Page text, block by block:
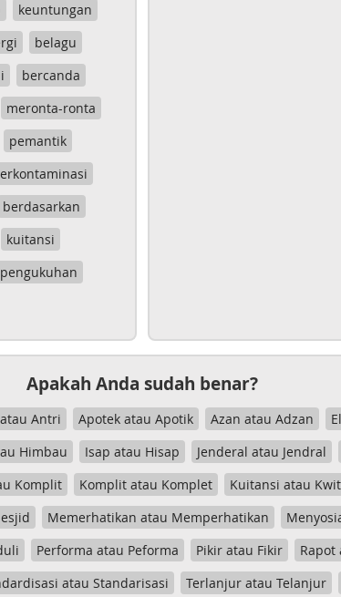
keuntungan
belagu
bercanda
meronta-ronta
pemantik
berdasarkan
kuitansi
pengukuhan
Apakah Anda sudah benar?
Antri Apotek atau Apotik Azan atau Adzan
Himbau Isap atau Hisap Jenderal atau Jendral
Komplit Komplit atau Komplet Kuitansi atau
Memerhatikan atau Memperhatikan
Performa atau Peforma Pikir atau Fikir Rapot
atau Standarisasi Terlanjur atau Telanjur